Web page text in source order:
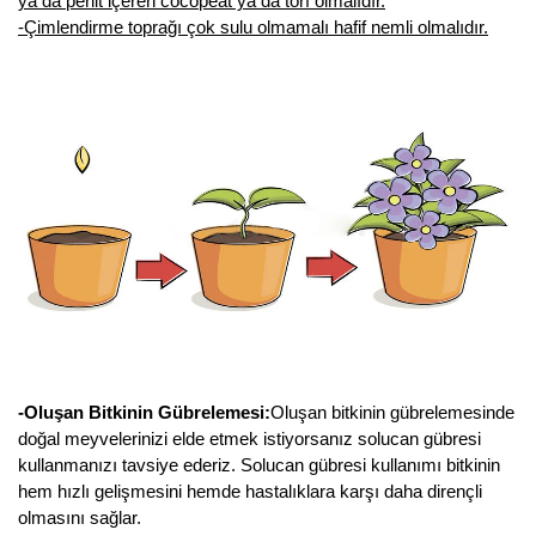
-Çimlendirme toprağı çok sulu olmamalı hafif nemli olmalıdır.
-Oluşan Bitkinin Gübrelemesi:Oluşan bitkinin gübrelemesinde
doğal meyvelerinizi elde etmek istiyorsanız solucan gübresi
kullanmanızı tavsiye ederiz. Solucan gübresi kullanımı bitkinin
hem hızlı gelişmesini hemde hastalıklara karşı daha dirençli
olmasını sağlar.
Nadir Çeşit Meyveler
Nektarin Fidanı
Pepino Fidanı
Trabzon Hurması Fidanı
Üzüm Fidanı
Vişne Fidanı